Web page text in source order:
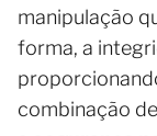
manipulação
forma, a
combinação